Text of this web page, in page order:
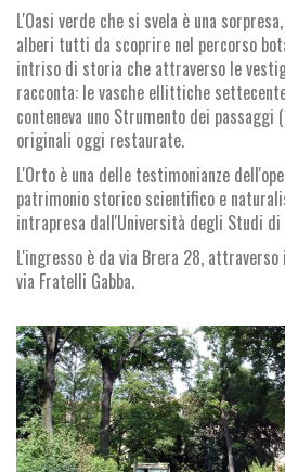
L'Oasi verde che si svela è una
alberi tutti da scoprire nel percorso
intriso di storia che attraverso le
racconta: le vasche ellittiche
conteneva uno Strumento dei
originali oggi restaurate.
L'Orto è una delle testimonianze
patrimonio storico scientifico e
intrapresa dall'Università degli Studi
L'ingresso è da via Brera 28,
via Fratelli Gabba.